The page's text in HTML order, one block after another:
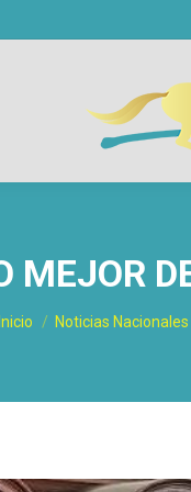
MEJOR
aquí:
Inicio Noticias Nacionales